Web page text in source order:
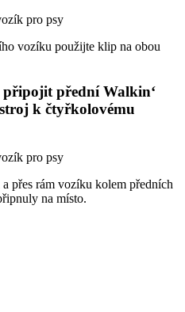
vozíku použijte klip na obou
připojit přední Walkin‘
k čtyřkolovému
přes rám vozíku kolem předních
na místo.